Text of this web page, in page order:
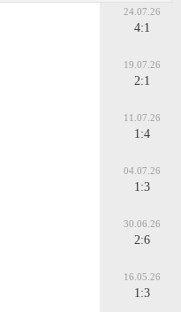
24.07.26
4:1
19.07.26
2:1
11.07.26
1:4
04.07.26
1:3
30.06.26
2:6
16.05.26
1:3